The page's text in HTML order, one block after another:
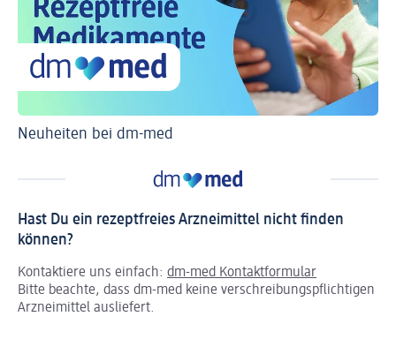
Neuheiten bei dm-med
Hast Du ein rezeptfreies Arzneimittel nicht finden
können?
Kontaktiere uns einfach: dm-med Kontaktformular
Bitte beachte, dass dm-med keine verschreibungspflichtigen
Arzneimittel ausliefert.